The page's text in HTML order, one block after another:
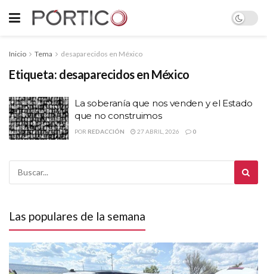
Inicio Tema desaparecidos en México
Etiqueta: desaparecidos en México
La soberanía que nos venden y el Estado
que no construimos
POR REDACCIÓN 27 ABRIL, 2026 0
Las populares de la semana